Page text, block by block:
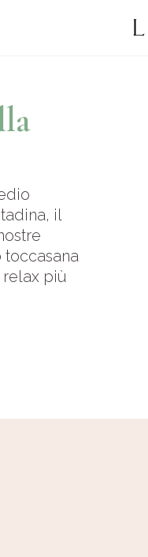
il
relax più